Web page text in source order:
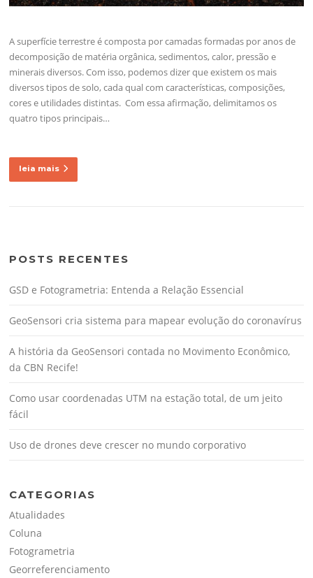
A superfície terrestre é composta por camadas formadas por anos de
decomposição de matéria orgânica, sedimentos, calor, pressão e
minerais diversos. Com isso, podemos dizer que existem os mais
diversos tipos de solo, cada qual com características, composições,
cores e utilidades distintas. Com essa afirmação, delimitamos os
quatro tipos principais…
leia mais
POSTS RECENTES
GSD e Fotogrametria: Entenda a Relação Essencial
GeoSensori cria sistema para mapear evolução do coronavírus
A história da GeoSensori contada no Movimento Econômico,
da CBN Recife!
Como usar coordenadas UTM na estação total, de um jeito
fácil
Uso de drones deve crescer no mundo corporativo
CATEGORIAS
Atualidades
Coluna
Fotogrametria
Georreferenciamento